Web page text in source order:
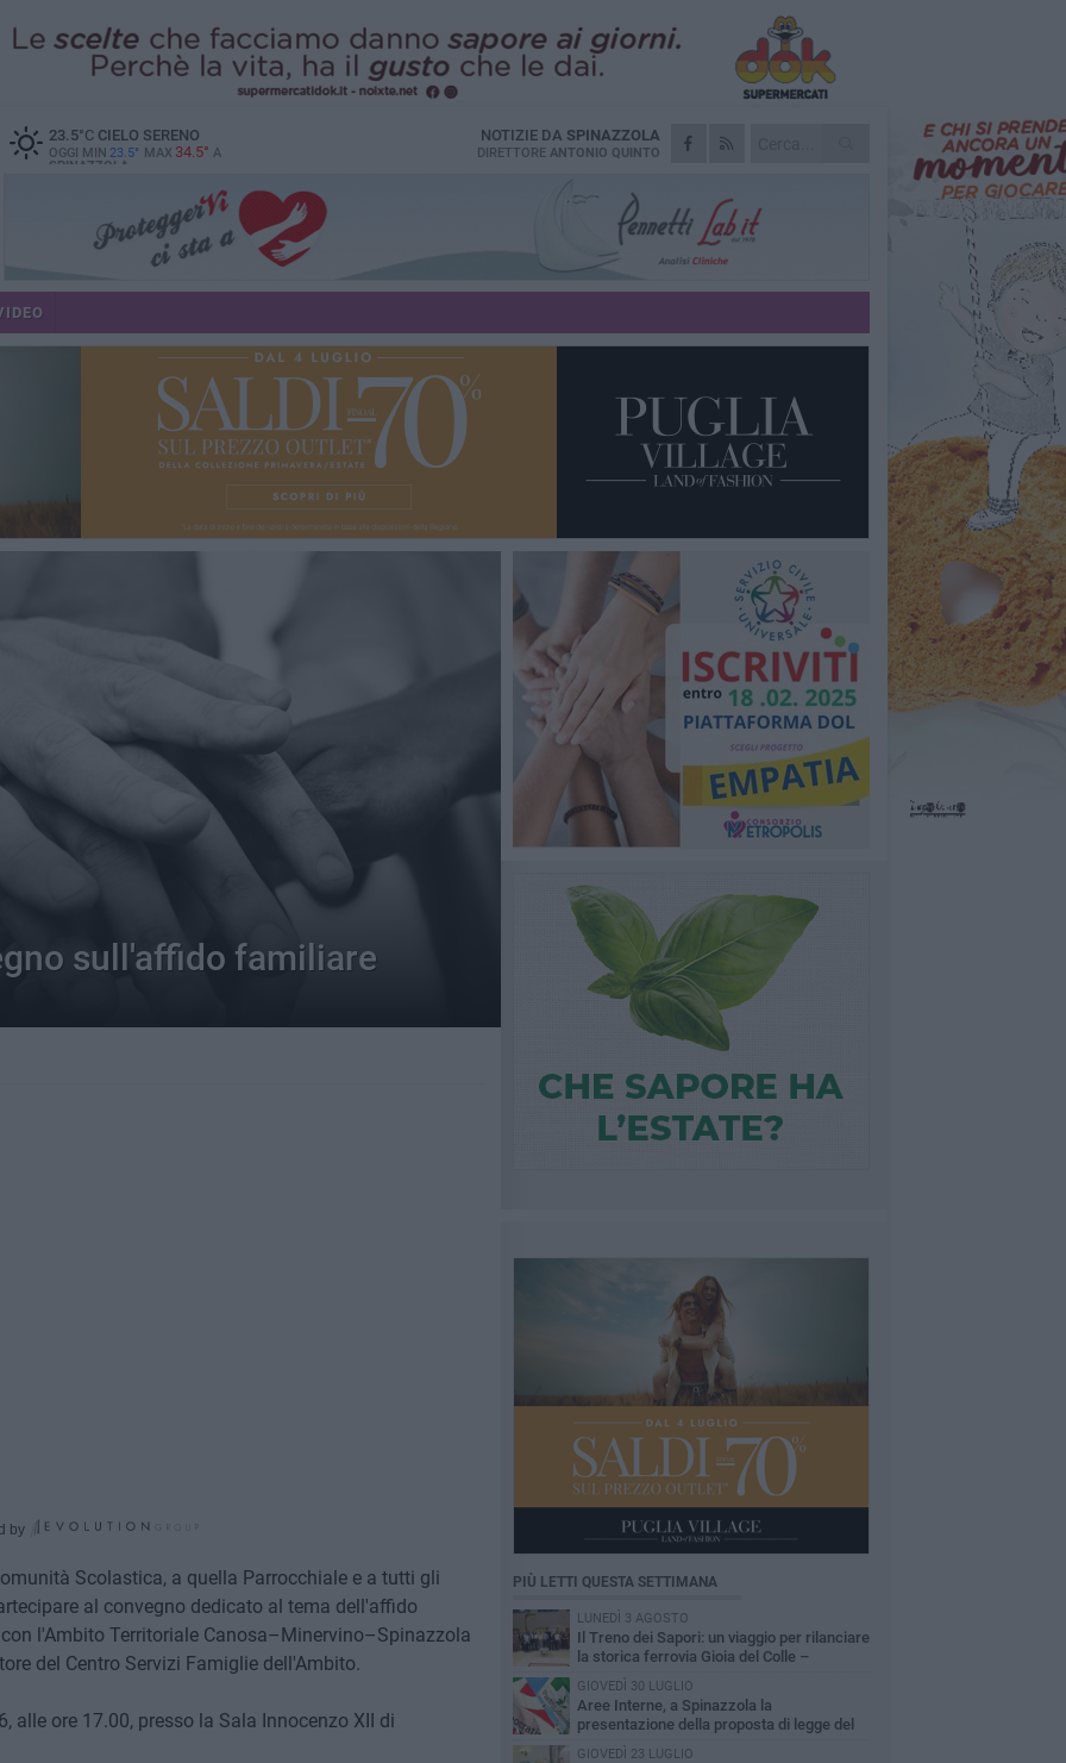
23.5°CCIELO SERENO
OGGI MIN 23.5° MAX 34.5° A
SPINAZZOLA
NOTIZIE DA SPINAZZOLA
DIRETTORE ANTONIO QUINTO
sull'affido familiare
by
Scolastica, a quella Parrocchiale e a tutti gli
al convegno dedicato al tema dell'affido
l'Ambito Territoriale Canosa–Minervino–Spinazzola
del Centro Servizi Famiglie dell'Ambito.
alle ore 17.00, presso la Sala Innocenzo XII di
PIÙ LETTI QUESTA SETTIMANA
LUNEDÌ 3 AGOSTO
Il Treno dei Sapori: un viaggio per rilanciare
la storica ferrovia Gioia del Colle –
Rocchetta Sant’Antonio
GIOVEDÌ 30 LUGLIO
Aree Interne, a Spinazzola la
presentazione della proposta di legge del
Partito Democratico
GIOVEDÌ 23 LUGLIO